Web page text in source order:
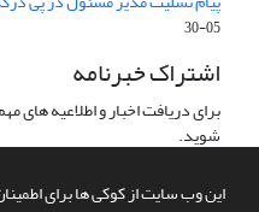
این وب سایت از کوکی ها برای
05-30
اشتراک خبرنامه
برای دریافت اخبار و اطلاعیه
شوید.